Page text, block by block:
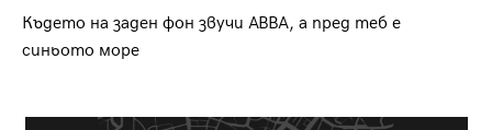
Където на заден фон звучи ABBA, а пред теб е
синьото море